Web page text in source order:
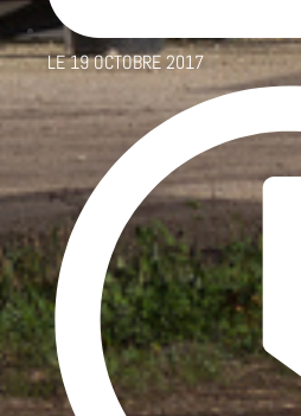
LE19 OCTOBRE 2017